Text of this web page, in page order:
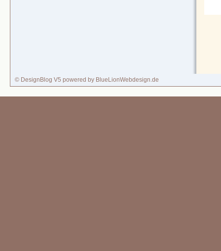
© DesignBlog V5 powered by BlueLionWebdesign.de